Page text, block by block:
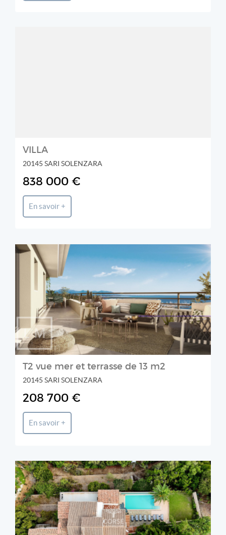
VILLA
20145 SARI SOLENZARA
838 000 €
En savoir +
T2 vue mer et terrasse de 13 m2
20145 SARI SOLENZARA
208 700 €
En savoir +
CORSE PATRIMOINE IMMOBILIER